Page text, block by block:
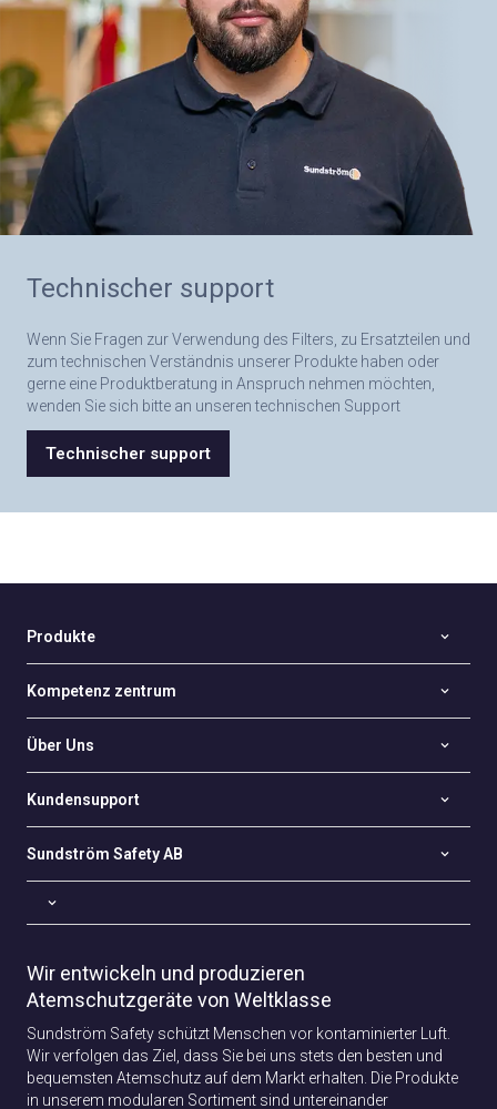
Technischer support
Wenn Sie Fragen zur Verwendung des Filters, zu Ersatzteilen und
zum technischen Verständnis unserer Produkte haben oder
gerne eine Produktberatung in Anspruch nehmen möchten,
wenden Sie sich bitte an unseren technischen Support
Technischer support
Produkte
Kompetenz zentrum
Über Uns
Kundensupport
Sundström Safety AB
Wir entwickeln und produzieren
Atemschutzgeräte von Weltklasse
Sundström Safety schützt Menschen vor kontaminierter Luft.
Wir verfolgen das Ziel, dass Sie bei uns stets den besten und
bequemsten Atemschutz auf dem Markt erhalten. Die Produkte
in unserem modularen Sortiment sind untereinander